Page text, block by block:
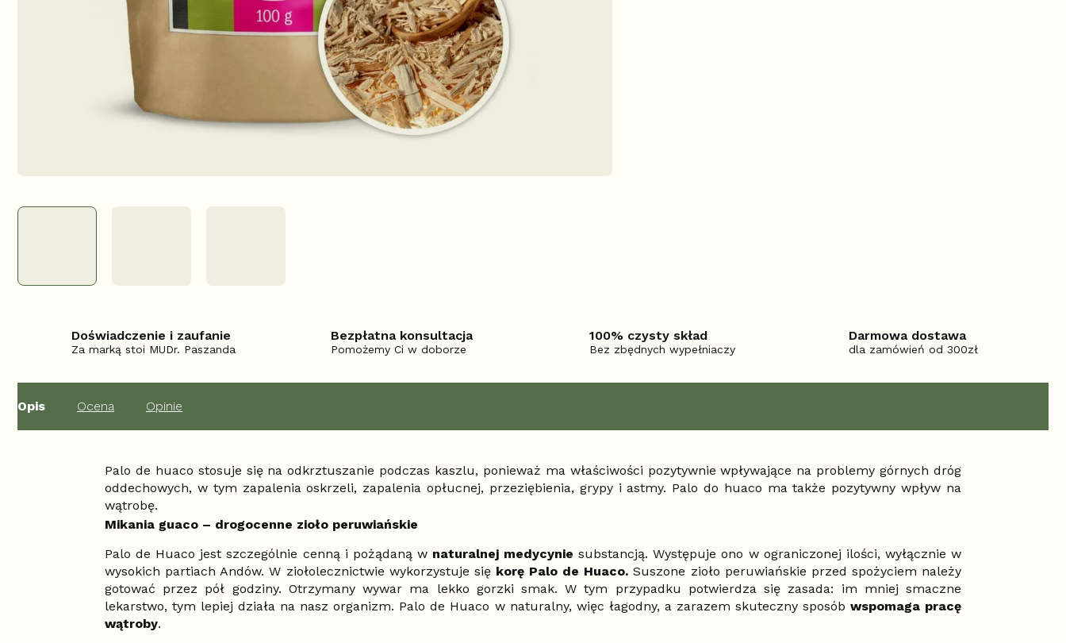
Doświadczenie i zaufanie
Za marką stoi MUDr. Paszanda
Bezpłatna konsultacja
Pomożemy Ci w doborze
100% czysty skład
Bez zbędnych wypełniaczy
Darmowa dostawa
dla zamówień od 300zł
Opis Ocena Opinie
Palo de huaco stosuje się na odkrztuszanie podczas kaszlu, ponieważ ma właściwości pozytywnie wpływające na problemy górnych dróg
oddechowych, w tym zapalenia oskrzeli, zapalenia opłucnej, przeziębienia, grypy i astmy. Palo do huaco ma także pozytywny wpływ na
wątrobę.
Mikania guaco – drogocenne zioło peruwiańskie
Palo de Huaco jest szczególnie cenną i pożądaną w naturalnej medycynie substancją. Występuje ono w ograniczonej ilości, wyłącznie w
wysokich partiach Andów. W ziołolecznictwie wykorzystuje się korę Palo de Huaco. Suszone zioło peruwiańskie przed spożyciem należy
gotować przez pół godziny. Otrzymany wywar ma lekko gorzki smak. W tym przypadku potwierdza się zasada: im mniej smaczne
lekarstwo, tym lepiej działa na nasz organizm. Palo de Huaco w naturalny, więc łagodny, a zarazem skuteczny sposób wspomaga pracę
wątroby.